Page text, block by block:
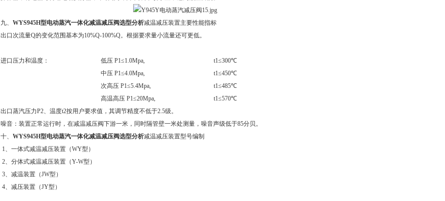
九、 WYS945H型电动蒸汽一体化减温减压阀选型分析减温减压装置主要性能指标
出口次流量Q的变化范围基本为10%Q-100%Q。根据要求量小流量还可更低。
进口压力和温度： 低压 P1≤1.0Mpa,
t1≤300℃
中压 P1≤4.0Mpa,
t1≤450℃
次高压 P1≤5.4Mpa,
t1≤485℃
高温高压 P1≤20Mpa,
t1≤570℃
出口蒸汽压力P2、温度t2按用户要求值，其调节精度不低于2.5级。
噪音：装置正常运行时，在减温减压阀下游一米，同时隔管壁一米处测量，噪音声级低于85分贝。
十、 WYS945H型电动蒸汽一体化减温减压阀选型分析减温减压装置型号编制
1、一体式减温减压装置（WY型）
2、分体式减温减压装置（Y-W型）
3、减温装置（JW型）
4、减压装置（JY型）